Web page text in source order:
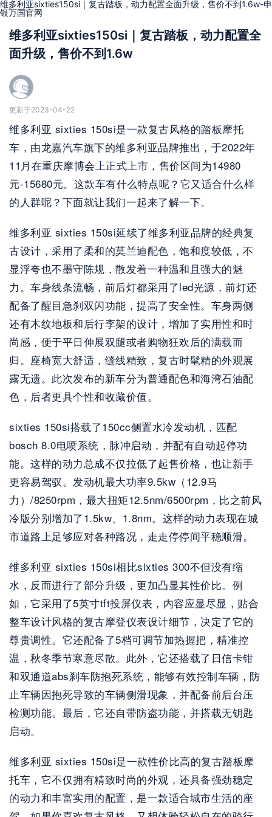
维多利亚sixties150si｜复古踏板，动力配置全面升级，售价不到1.6w-申
银万国官网
维多利亚sixties150si｜复古踏板，动力配置全
面升级，售价不到1.6w
更新于2023-04-22
维多利亚 sixties 150si是一款复古风格的踏板摩托
车，由龙嘉汽车旗下的维多利亚品牌推出，于2022年
11月在重庆摩博会上正式上市，售价区间为14980
元-15680元。这款车有什么特点呢？它又适合什么样
的人群呢？下面就让我们一起来了解一下。
维多利亚 sixties 150si延续了维多利亚品牌的经典复
古设计，采用了柔和的莫兰迪配色，饱和度较低，不
显浮夸也不墨守陈规，散发着一种温和且强大的魅
力。车身线条流畅，前后灯都采用了led光源，前灯还
配备了醒目急刹双闪功能，提高了安全性。车身两侧
还有木纹地板和后行李架的设计，增加了实用性和时
尚感，便于平日伸展双腿或者购物狂欢后的满载而
归。座椅宽大舒适，缝线精致，复古时髦精的外观展
露无遗。此次发布的新车分为普通配色和海湾石油配
色，后者更具个性和收藏价值。
sixties 150si搭载了150cc侧置水冷发动机，匹配
bosch 8.0电喷系统，脉冲启动，并配有自动起停功
能。这样的动力总成不仅拉低了起售价格，也让新手
更容易驾驭。发动机最大功率9.5kw（12.9马
力）/8250rpm，最大扭矩12.5nm/6500rpm，比之前风
冷版分别增加了1.5kw、1.8nm。这样的动力表现在城
市道路上足够应对各种路况，走走停停间平稳顺滑。
维多利亚 sixties 150si相比sixties 300不但没有缩
水，反而进行了部分升级，更加凸显其性价比。例
如，它采用了5英寸tft投屏仪表，内容应显尽显，贴合
整车设计风格的复古摩登仪表设计细节，决定了它的
尊贵调性。它还配备了5档可调节加热握把，精准控
温，秋冬季节寒意尽散。此外，它还搭载了日信卡钳
和双通道abs刹车防抱死系统，能够有效控制车辆，防
止车辆因抱死导致的车辆侧滑现象，并配备前后台压
检测功能。最后，它还自带防盗功能，并搭载无钥匙
启动。
维多利亚 sixties 150si是一款性价比高的复古踏板摩
托车，它不仅拥有精致时尚的外观，还具备强劲稳定
的动力和丰富实用的配置，是一款适合城市生活的座